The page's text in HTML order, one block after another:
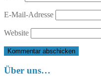
E-Mail-Adresse
Website
Über uns…